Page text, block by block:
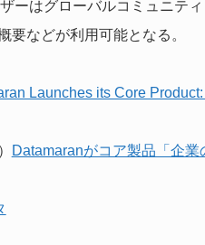
ーはグローバルコミュニテ
要などが利用可能となる。
Launches its Core
Datamaranがコア製品「企